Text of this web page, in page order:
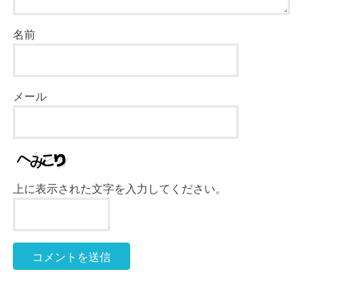
名前
メール
上に表示された文字を入力してください。